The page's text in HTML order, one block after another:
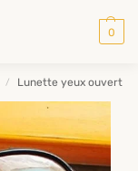
0
/ Lunette yeux ouvert